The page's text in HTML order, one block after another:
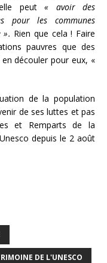
peut « avoir des
pour les communes
». Rien que cela ! Faire
pauvres que des
découler pour eux, «
de la population
de ses luttes et pas
et Remparts de la
depuis le 2 août
DE L'UNESCO